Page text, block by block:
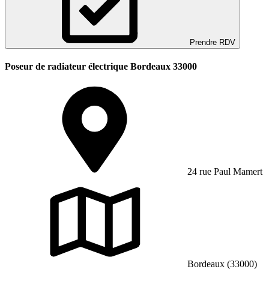
Prendre RDV
Poseur de radiateur électrique Bordeaux 33000
24 rue Paul Mamert
Bordeaux (33000)